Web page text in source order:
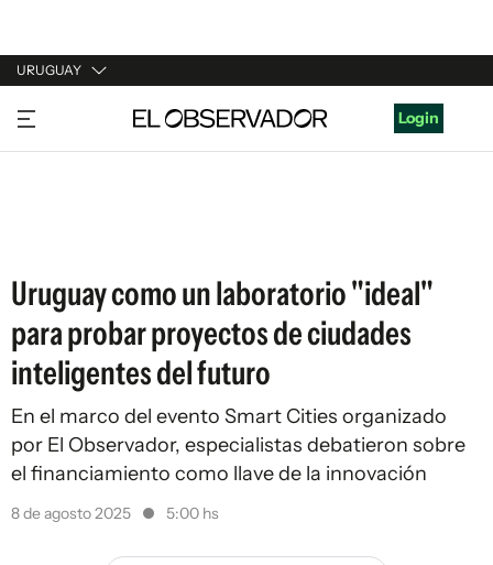
URUGUAY
URUGUAY
ARGENTINA
Login
Uruguay como un laboratorio "ideal"
para probar proyectos de ciudades
inteligentes del futuro
En el marco del evento Smart Cities organizado
por El Observador, especialistas debatieron sobre
el financiamiento como llave de la innovación
8 de agosto 2025 5:00 hs